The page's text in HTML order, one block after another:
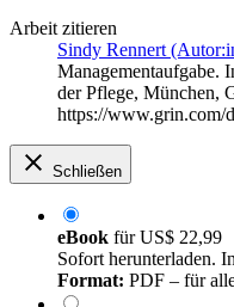
Arbeit zitieren
Sindy Rennert
Managementaufgabe.
der Pflege, München,
https://www.grin.com/
Schließen
eBook fürUS$ 22,99
Sofort herunterladen.
Format: PDF – für